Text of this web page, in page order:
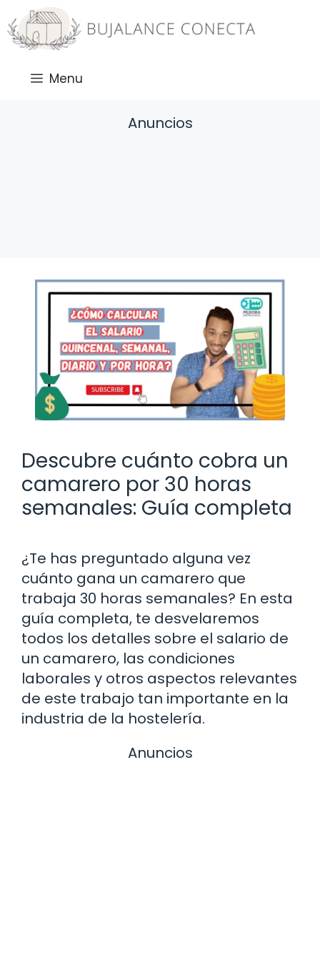
Saltar
al
contenido
Menu
Anuncios
Descubre cuánto cobra un
camarero por 30 horas
semanales: Guía completa
¿Te has preguntado alguna vez
cuánto gana un camarero que
trabaja 30 horas semanales? En esta
guía completa, te desvelaremos
todos los detalles sobre el salario de
un camarero, las condiciones
laborales y otros aspectos relevantes
de este trabajo tan importante en la
industria de la hostelería.
Anuncios